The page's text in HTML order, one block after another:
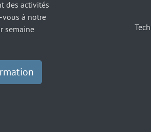
des activités
vous à notre
semaine